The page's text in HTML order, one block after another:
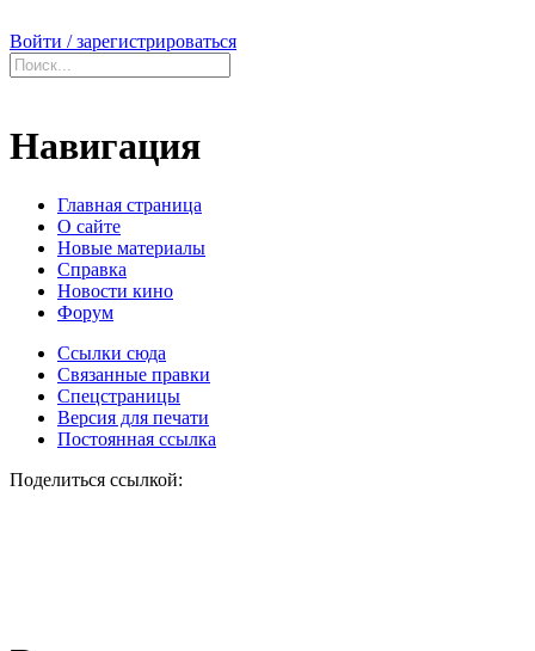
Войти / зарегистрироваться
Навигация
Главная страница
О сайте
Новые материалы
Справка
Новости кино
Форум
Ссылки сюда
Связанные правки
Спецстраницы
Версия для печати
Постоянная ссылка
Поделиться ссылкой: